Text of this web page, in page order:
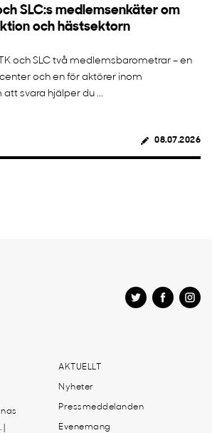
SLC:s medlemsenkäter om
och hästsektorn
och SLC två medlemsbarometrar – en
och en för aktörer inom
svara hjälper du ...
08.07.2026
AKTUELLT
Nyheter
Pressmeddelanden
Evenemang